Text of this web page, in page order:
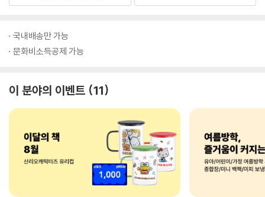
국내배송만 가능
문화비소득공제 가능
이 분야의 이벤트 11